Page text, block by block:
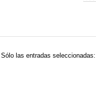
Sólo las entradas seleccionadas: